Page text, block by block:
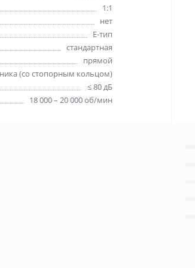
1:1
нет
E-тип
стандартная
прямой
(со стопорным кольцом)
≤ 80 дБ
18 000 – 20 000 об/мин